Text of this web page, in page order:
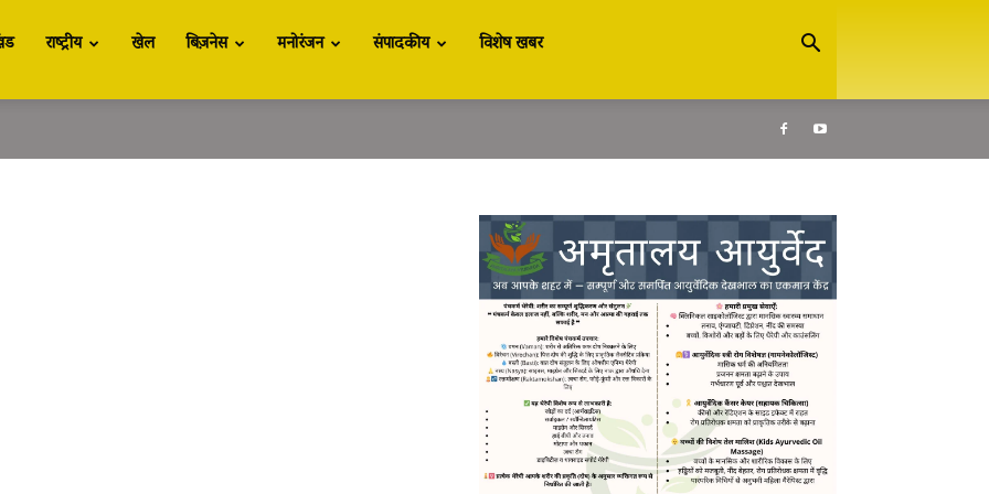
राष्ट्रीय खेल बिज़नेस मनोरंजन संपादकीय विशेष खबर